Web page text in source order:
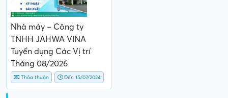
Nhà máy – Công ty
TNHH JAHWA VINA
Tuyển dụng Các Vị trí
Tháng 08/2026
Thỏa thuận Đến 15/07/2024